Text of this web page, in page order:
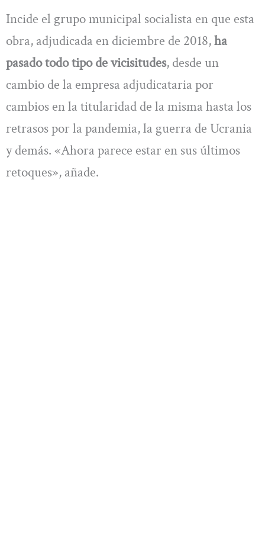
Incide el grupo municipal socialista en que esta
obra, adjudicada en diciembre de 2018,ha
pasado todo tipo de vicisitudes, desde un
cambio de la empresa adjudicataria por
cambios en la titularidad de la misma hasta los
retrasos por la pandemia, la guerra de Ucrania
y demás. «Ahora parece estar en sus últimos
retoques», añade.